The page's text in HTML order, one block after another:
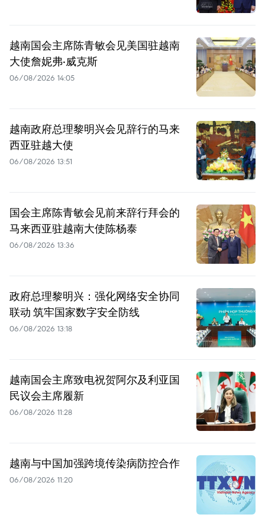
越南国会主席陈青敏会见美国驻越南
大使詹妮弗·威克斯
06/08/2026 14:05
越南政府总理黎明兴会见辞行的马来
西亚驻越大使
06/08/2026 13:51
国会主席陈青敏会见前来辞行拜会的
马来西亚驻越南大使陈杨泰
06/08/2026 13:36
政府总理黎明兴：强化网络安全协同
联动 筑牢国家数字安全防线
06/08/2026 13:18
越南国会主席致电祝贺阿尔及利亚国
民议会主席履新
06/08/2026 11:28
越南与中国加强跨境传染病防控合作
06/08/2026 11:20